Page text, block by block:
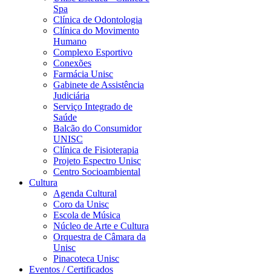
Spa
Clínica de Odontologia
Clínica do Movimento
Humano
Complexo Esportivo
Conexões
Farmácia Unisc
Gabinete de Assistência
Judiciária
Serviço Integrado de
Saúde
Balcão do Consumidor
UNISC
Clínica de Fisioterapia
Projeto Espectro Unisc
Centro Socioambiental
Cultura
Agenda Cultural
Coro da Unisc
Escola de Música
Núcleo de Arte e Cultura
Orquestra de Câmara da
Unisc
Pinacoteca Unisc
Eventos / Certificados